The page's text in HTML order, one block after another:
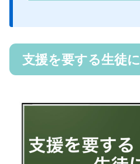
支援を要する生徒に